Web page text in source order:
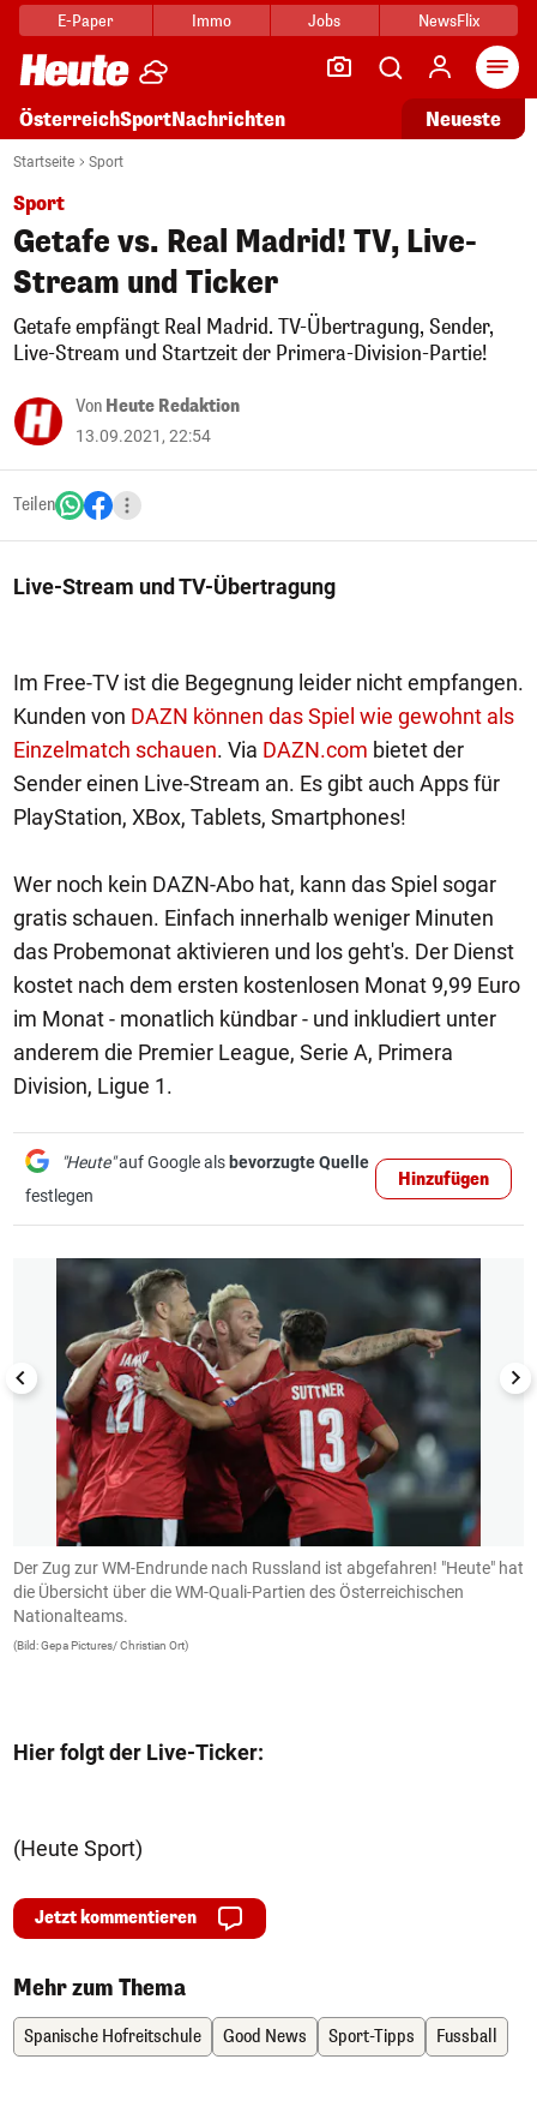
E-Paper Immo Jobs NewsFlix
ÖsterreichSportNachrichten Neueste
Startseite Sport
Sport
Getafe vs. Real Madrid! TV, Live-
Stream und Ticker
Getafe empfängt Real Madrid. TV-Übertragung, Sender,
Live-Stream und Startzeit der Primera-Division-Partie!
Von Heute Redaktion
13.09.2021, 22:54
Teilen
Live-Stream und TV-Übertragung
Im Free-TV ist die Begegnung leider nicht empfangen.
Kunden von DAZN können das Spiel wie gewohnt als
Einzelmatch schauen. Via DAZN.com bietet der
Sender einen Live-Stream an. Es gibt auch Apps für
PlayStation, XBox, Tablets, Smartphones!
Wer noch kein DAZN-Abo hat, kann das Spiel sogar
gratis schauen. Einfach innerhalb weniger Minuten
das Probemonat aktivieren und los geht's. Der Dienst
kostet nach dem ersten kostenlosen Monat 9,99 Euro
im Monat - monatlich kündbar - und inkludiert unter
anderem die Premier League, Serie A, Primera
Division, Ligue 1.
"Heute"auf Google als bevorzugte Quelle
festlegen
Hinzufügen
1/19
Der Zug zur WM-Endrunde nach Russland ist abgefahren! "Heute" hat
die Übersicht über die WM-Quali-Partien des Österreichischen
Nationalteams.
(Bild: Gepa Pictures/ Christian Ort)
Hier folgt der Live-Ticker:
(Heute Sport)
Jetzt kommentieren
Mehr zum Thema
Spanische Hofreitschule Good News Sport-Tipps Fussball